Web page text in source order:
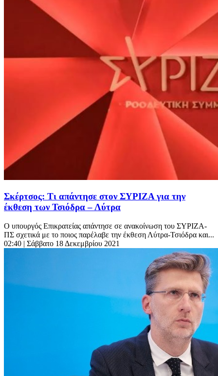
Σκέρτσος: Τι απάντησε στον ΣΥΡΙΖΑ για την
έκθεση των Τσιόδρα – Λύτρα
Ο υπουργός Επικρατείας απάντησε σε ανακοίνωση του ΣΥΡΙΖΑ-
ΠΣ σχετικά με το ποιος παρέλαβε την έκθεση Λύτρα-Τσιόδρα και...
02:40 | Σάββατο 18 Δεκεμβρίου 2021